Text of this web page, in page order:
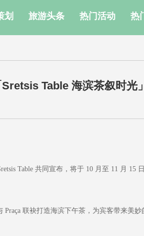
划 旅游头条 热门活动 热
Table 海滨茶叙时光」
Table 共同宣布，将于 10 月至 11 月 15
联袂打造海滨下午茶，为宾客带来美妙